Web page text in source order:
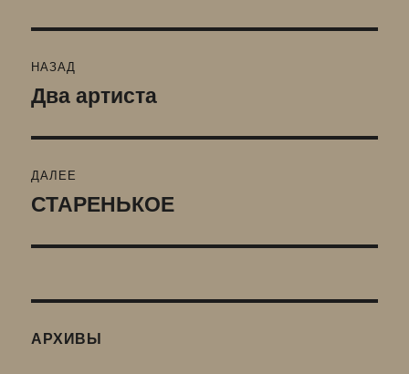
по
НАЗАД
Предыдущая
Два артиста
ДАЛЕЕ
Следующая
СТАРЕНЬКОЕ
АРХИВЫ